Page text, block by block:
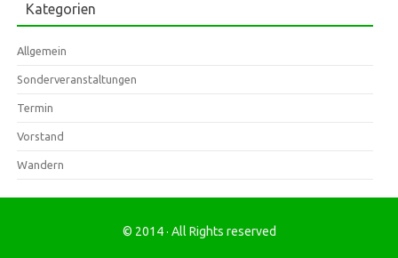
Kategorien
Allgemein
Sonderveranstaltungen
Termin
Vorstand
Wandern
© 2014 · All Rights reserved